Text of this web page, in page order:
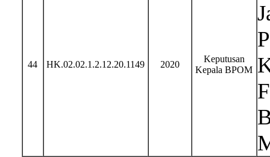
44 HK.02.02.1.2.12.20.1149 2020
Keputusan
Kepala BPOM